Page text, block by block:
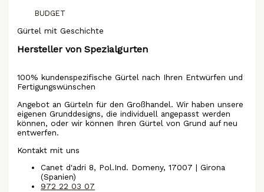
BUDGET
Gürtel mit Geschichte
Hersteller von Spezialgurten
100% kundenspezifische Gürtel nach Ihren Entwürfen und
Fertigungswünschen
Angebot an Gürteln für den Großhandel. Wir haben unsere
eigenen Grunddesigns, die individuell angepasst werden
können, oder wir können Ihren Gürtel von Grund auf neu
entwerfen.
Kontakt mit uns
Canet d'adri 8, Pol.Ind. Domeny, 17007 | Girona
(Spanien)
972 22 03 07